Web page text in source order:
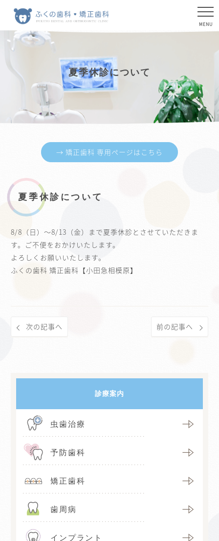
夏季休診について
→ 矯正歯科 専用ページはこちら
夏季休診について
8/8（日）～8/13（金）まで夏季休診とさせていただきま
す。ご不便をおかけいたします。
よろしくお願いいたします。
ふくの歯科 矯正歯科【小田急相模原】
次の記事へ 前の記事へ
診療案内
虫歯治療
予防歯科
矯正歯科
歯周病
インプラント